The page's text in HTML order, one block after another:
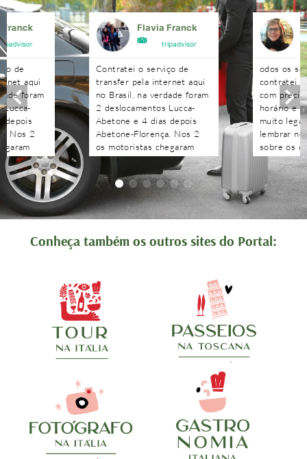
Franck
de
aqui
foram
Lucca-
depois
Nos 2
Flavia Franck
tripadvisor
Contratei o serviço de
transfer pela internet aqui
no Brasil. na verdade foram
2 deslocamentos Lucca-
Abetone e 4 dias depois
Abetone-Florença. Nos 2
os motoristas chegaram
antes do horário
combinado, nos aguardaram
e foram muito atenciosos.
Ótimo trabalho. Podem
contratar sem medo!!!!
odos os
contratei
com
horário e
muito
lembrar
sobre os
agendados
às
recebidas
Conheça também os outros sites do Portal: